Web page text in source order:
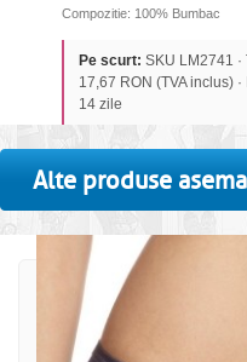
Compozitie: 100% Bumbac
Pe scurt: SKU LM2741 ·
17,67 RON (TVA inclus)
14 zile
Alte produse